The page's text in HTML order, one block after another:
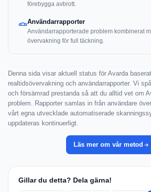
förebygga avbrott.
Användarrapporter
Användarrapporterade problem kombinerat
övervakning för full täckning.
Denna sida visar aktuell status för Avarda
realtidsövervakning och användarrapporter. Vi
och försämrad prestanda så att du alltid vet om
problem. Rapporter samlas in från användare
vårt egna utvecklade automatiserade
uppdateras kontinuerligt.
Läs mer om vår metod
Gillar du detta? Dela gärna!